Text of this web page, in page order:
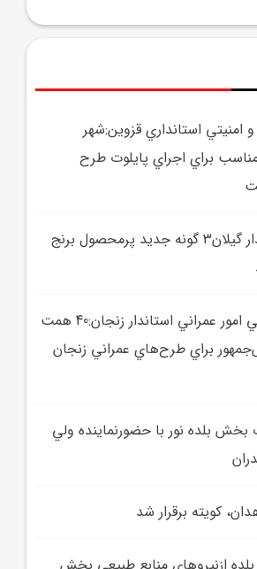
استانداري قزوين:شهر
براي اجراي پايلوت طرح
با حضور استاندار گيلان3 گونه جديد پرمحصول برنج
معاون هماهنگي امور عمراني استاندار زنجان:40 همت
براي طرح‌هاي عمراني زنجان
بلده نور با حضورنماينده ولي
کويته برقرار شد